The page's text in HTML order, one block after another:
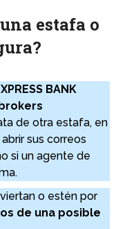
estafa o
BANK
de otra estafa, en
sus correos
si un agente de
o estén por
de una posible